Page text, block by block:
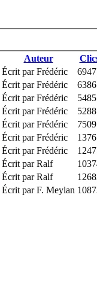
Auteur
Écrit par Frédéric
6947
Écrit par Frédéric
6386
Écrit par Frédéric
5485
Écrit par Frédéric
5288
Écrit par Frédéric
7509
Écrit par Frédéric
Écrit par Frédéric
Écrit par Ralf
Écrit par Ralf
Écrit par F. Meylan